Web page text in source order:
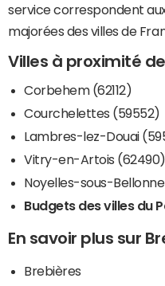
service correspondent
majorées des villes de
Villes à proximité
Corbehem (62112)
Courchelettes (59552)
Lambres-lez-Douai
Vitry-en-Artois (62490)
Noyelles-sous-
Budgets des villes du
En savoir plus sur
Brebières